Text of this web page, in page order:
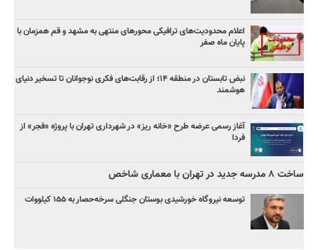
اعلام محدودیت‌های ترافیکی محورهای منتهی به مشهد و قم همزمان با
پایان ماه صفر
نبض تابستان در منطقه ۱۴؛ از رقابت‌های فکری نوجوانان تا تسخیر دنیای
هوشمند
آغاز رسمی عرضه طرح «خانه ریز» در شهرداری تهران با پروژه «فجر» از
فردا
ساخت ۸ مدرسه جدید در تهران با معماری شاخص
توسعه نیروگاه خورشیدی بوستان جنگلی سرخه‌حصار به ۱۵۵ کیلووات